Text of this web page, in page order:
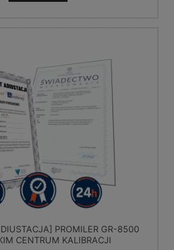
PROMILER GR-8500
CENTRUM KALIBRACJI